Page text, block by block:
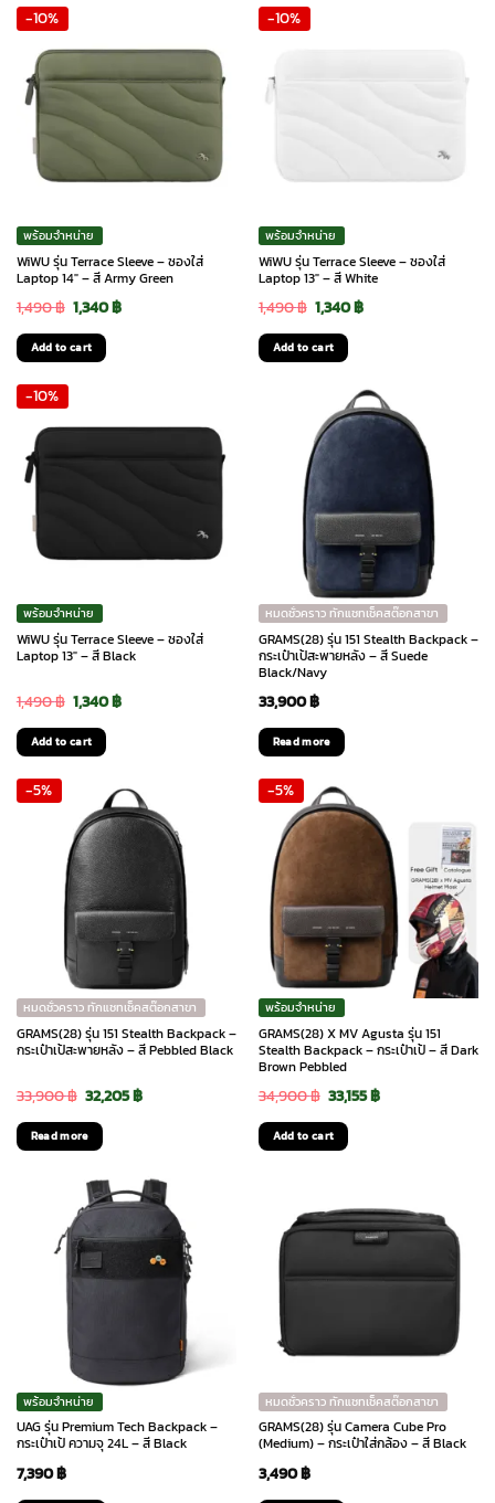
-10%
พร้อมจำหน่าย
WiWU รุ่น Terrace Sleeve – ซองใส่
Laptop 14″ – สี Army Green
1,490฿ Original
price
was:
1,340฿Current
Add to cart
-10%
พร้อมจำหน่าย
WiWU รุ่น Terrace Sleeve – ซองใส่
Laptop 13″ – สี White
1,490฿ Original
price
was:
1,490 ฿.
1,340฿Current
1,340 ฿.
Add to cart
-10%
พร้อมจำหน่าย
WiWU รุ่น Terrace Sleeve – ซองใส่
Laptop 13″ – สี Black
1,490฿ Original
price
was:
1,490 ฿.
1,340฿Current
1,340 ฿.
Add to cart
หมดชั่วคราว ทักแชทเช็คสต๊อกสาขา
GRAMS(28) รุ่น 151 Stealth Backpack –
กระเป๋าเป้สะพายหลัง – สี Suede
Black/Navy
33,900฿
Read more
-5%
หมดชั่วคราว ทักแชทเช็คสต๊อกสาขา
GRAMS(28) รุ่น 151 Stealth Backpack –
กระเป๋าเป้สะพายหลัง – สี Pebbled Black
33,900฿ Original
price
was:
33,900 ฿.
32,205฿Current
32,205 ฿.
Read more
-5%
พร้อมจำหน่าย
GRAMS(28) X MV Agusta รุ่น 151
Stealth Backpack – กระเป๋าเป้ – สี Dark
Brown Pebbled
34,900฿ Original
price
was:
33,155฿Current
Add to cart
พร้อมจำหน่าย
UAG รุ่น Premium Tech Backpack –
กระเป๋าเป้ ความจุ 24L – สี Black
7,390฿
หมดชั่วคราว ทักแชทเช็คสต๊อกสาขา
GRAMS(28) รุ่น Camera Cube Pro
(Medium) – กระเป๋าใส่กล้อง – สี Black
3,490฿